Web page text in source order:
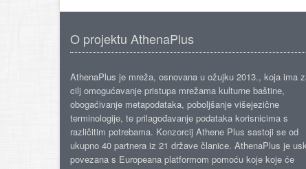
O projektu AthenaPlus
AthenaPlus je mreža, osnovana u ožujku 2013., koja ima
cilj omogućavanje pristupa mrežama kulturne baštine,
obogaćivanje metapodataka, poboljšanje višejezične
terminologije, te prilagođavanje podataka korisnicima s
različitim potrebama. Konzorcij Athene Plus sastoji se od
ukupno 40 partnera iz 21 države članice. AthenaPlus je
povezana s Europeana platformom pomoću koje koje će